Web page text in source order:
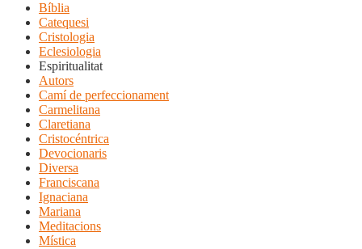
Bíblia
Catequesi
Cristologia
Eclesiologia
Espiritualitat
Autors
Camí de perfeccionament
Carmelitana
Claretiana
Cristocéntrica
Devocionaris
Diversa
Franciscana
Ignaciana
Mariana
Meditacions
Mística